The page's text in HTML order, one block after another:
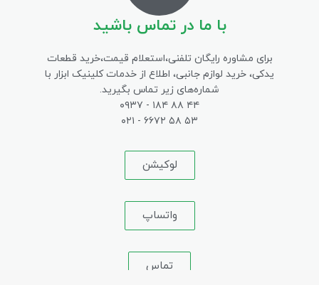
با ما در تماس باشید
برای مشاوره رایگان تلفنی،‌استعلام قیمت،‌خرید قطعات
یدکی، خرید لوازم جانبی، اطلاع از خدمات کلینیک ابزار با
شماره‌های زیر تماس بگیرید.
۴۴ ۸۸ ۱۸۴ - ۰۹۳۷
۵۳ ۵۸ ۶۶۷۲ - ۰۲۱
لوکیشن
واتساپ
تماس